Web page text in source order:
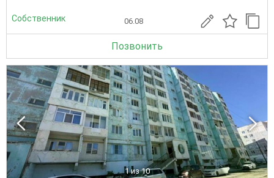
Собственник 06.08
Позвонить
1 из 10